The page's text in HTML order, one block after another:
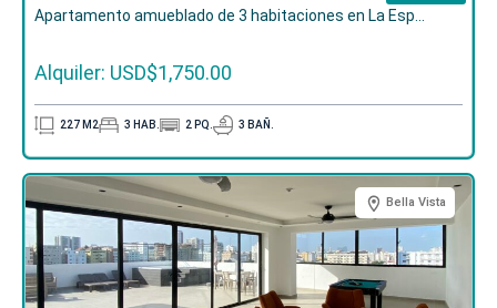
Apartamento amueblado de 3 habitaciones en La Esp...
Alquiler: USD$1,750.00
227 M2 3 HAB. 2 PQ. 3 BAÑ.
Bella Vista